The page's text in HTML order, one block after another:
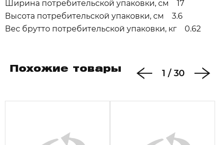
Ширина потребительской упаковки, см 17
Высота потребительской упаковки, см 3.6
Вес брутто потребительской упаковки, кг 0.62
Похожие товары 1 / 30